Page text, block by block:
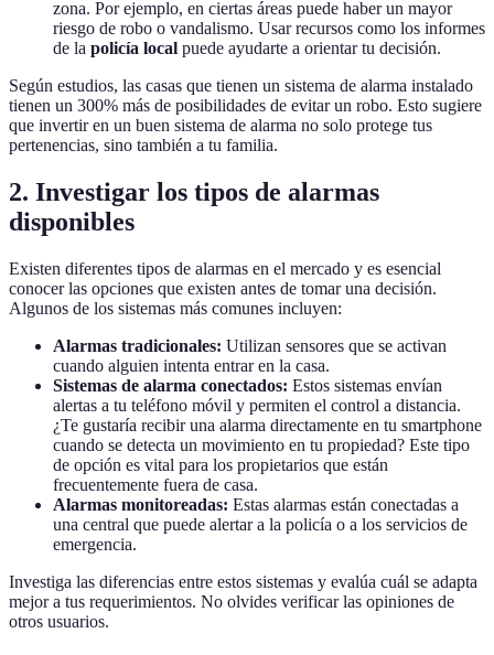
zona. Por ejemplo, en ciertas áreas puede haber un mayor
riesgo de robo o vandalismo. Usar recursos como los informes
de la policía local puede ayudarte a orientar tu decisión.
Según estudios, las casas que tienen un sistema de alarma instalado
tienen un 300% más de posibilidades de evitar un robo. Esto sugiere
que invertir en un buen sistema de alarma no solo protege tus
pertenencias, sino también a tu familia.
2. Investigar los tipos de alarmas
disponibles
Existen diferentes tipos de alarmas en el mercado y es esencial
conocer las opciones que existen antes de tomar una decisión.
Algunos de los sistemas más comunes incluyen:
Alarmas tradicionales: Utilizan sensores que se activan
cuando alguien intenta entrar en la casa.
Sistemas de alarma conectados: Estos sistemas envían
alertas a tu teléfono móvil y permiten el control a distancia.
¿Te gustaría recibir una alarma directamente en tu smartphone
cuando se detecta un movimiento en tu propiedad? Este tipo
de opción es vital para los propietarios que están
frecuentemente fuera de casa.
Alarmas monitoreadas: Estas alarmas están conectadas a
una central que puede alertar a la policía o a los servicios de
emergencia.
Investiga las diferencias entre estos sistemas y evalúa cuál se adapta
mejor a tus requerimientos. No olvides verificar las opiniones de
otros usuarios.